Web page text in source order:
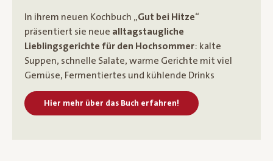
In ihrem neuen Kochbuch „Gut bei Hitze“
präsentiert sie neue alltagstaugliche
Lieblingsgerichte für den Hochsommer: kalte
Suppen, schnelle Salate, warme Gerichte mit viel
Gemüse, Fermentiertes und kühlende Drinks
Hier mehr über das Buch erfahren!